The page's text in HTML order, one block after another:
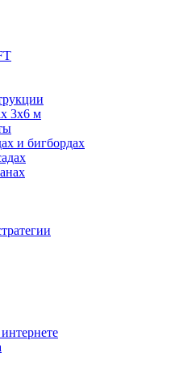
3х6 м
и бигбордах